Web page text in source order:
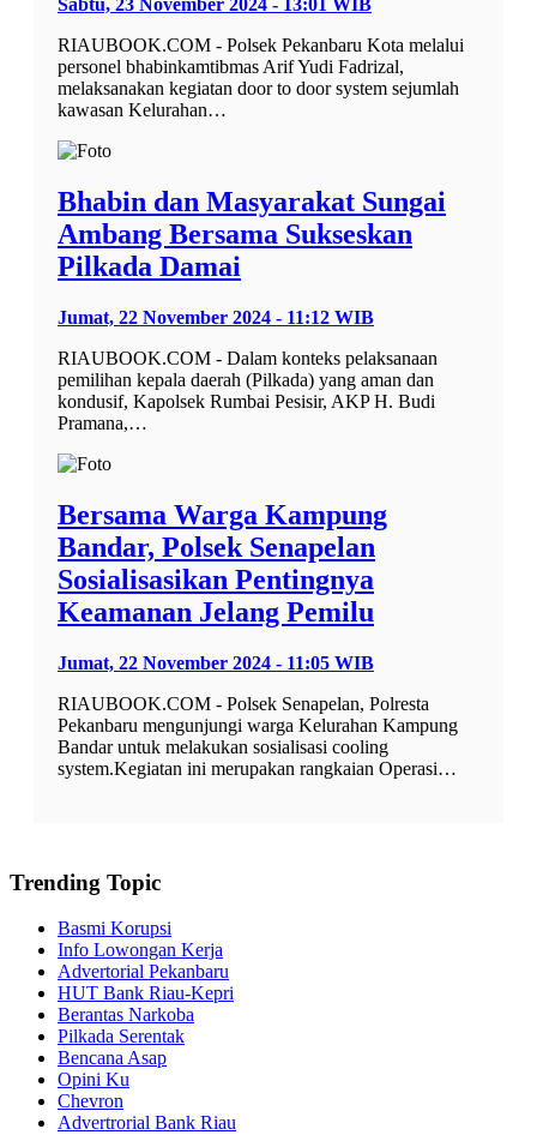
Sabtu, 23 November 2024 - 13:01 WIB
RIAUBOOK.COM - Polsek Pekanbaru Kota melalui
personel bhabinkamtibmas Arif Yudi Fadrizal,
melaksanakan kegiatan door to door system sejumlah
kawasan Kelurahan…
Bhabin dan Masyarakat Sungai
Ambang Bersama Sukseskan
Pilkada Damai
Jumat, 22 November 2024 - 11:12 WIB
RIAUBOOK.COM - Dalam konteks pelaksanaan
pemilihan kepala daerah (Pilkada) yang aman dan
kondusif, Kapolsek Rumbai Pesisir, AKP H. Budi
Pramana,…
Bersama Warga Kampung
Bandar, Polsek Senapelan
Sosialisasikan Pentingnya
Keamanan Jelang Pemilu
Jumat, 22 November 2024 - 11:05 WIB
RIAUBOOK.COM - Polsek Senapelan, Polresta
Pekanbaru mengunjungi warga Kelurahan Kampung
Bandar untuk melakukan sosialisasi cooling
system.Kegiatan ini merupakan rangkaian Operasi…
Trending Topic
Basmi Korupsi
Info Lowongan Kerja
Advertorial Pekanbaru
HUT Bank Riau-Kepri
Berantas Narkoba
Pilkada Serentak
Bencana Asap
Opini Ku
Chevron
Advertrorial Bank Riau